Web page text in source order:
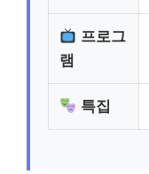
프로그
램
특집